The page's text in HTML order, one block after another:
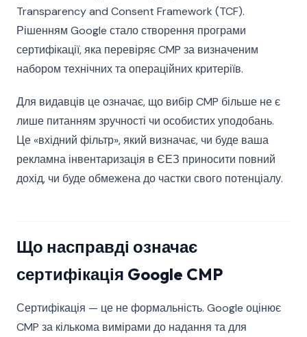
Transparency and Consent Framework (TCF).
Рішенням Google стало створення програми
сертифікації, яка перевіряє CMP за визначеним
набором технічних та операційних критеріїв.
Для видавців це означає, що вибір CMP більше не є
лише питанням зручності чи особистих уподобань.
Це «вхідний фільтр», який визначає, чи буде ваша
рекламна інвентаризація в ЄЕЗ приносити повний
дохід, чи буде обмежена до частки свого потенціалу.
Що насправді означає
сертифікація Google CMP
Сертифікація — це не формальність. Google оцінює
CMP за кількома вимірами до надання та для